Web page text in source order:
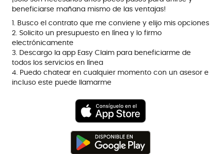
beneficiarse mañana mismo de las ventajas!
1. Busco el contrato que me conviene y elijo mis opciones
2. Solicito un presupuesto en línea y lo firmo
electrónicamente
3. Descargo la app Easy Claim para beneficiarme de
todos los servicios en línea
4. Puedo chatear en cualquier momento con un asesor e
incluso este puede llamarme